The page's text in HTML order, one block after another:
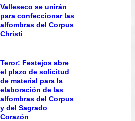
Valleseco se unirán
para confeccionar las
alfombras del Corpus
Christi
Teror: Festejos abre
el plazo de solicitud
de material para la
elaboración de las
alfombras del Corpus
y del Sagrado
Corazón